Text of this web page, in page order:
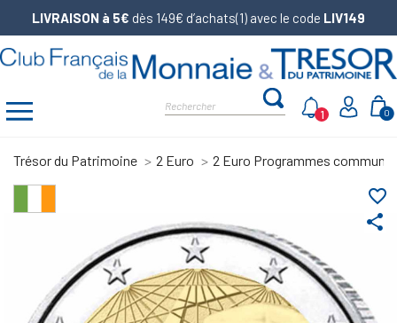
LIVRAISON à 5€ dès 149€ d’achats(1) avec le code LIV149
0
1
Trésor du Patrimoine 2 Euro 2 Euro Programmes communs
share
favorite_border